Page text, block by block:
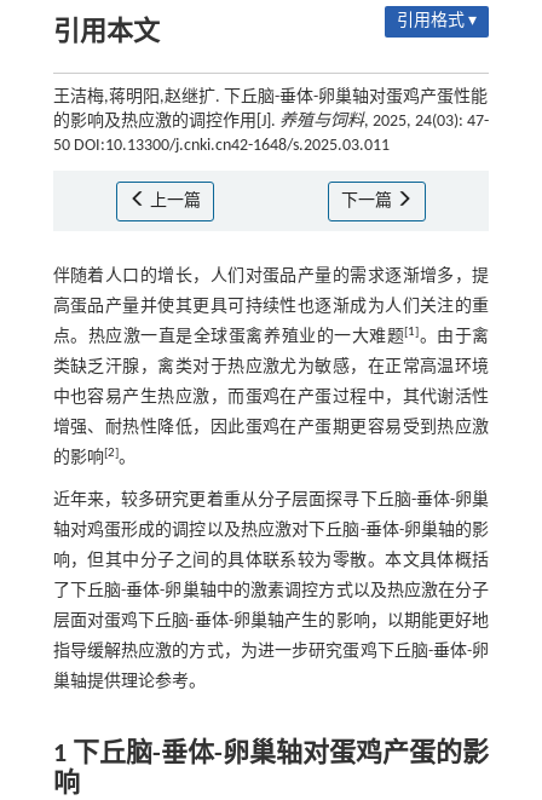
引用本文 引用格式 ▾
王洁梅,蒋明阳,赵继扩. 下丘脑-垂体-卵巢轴对蛋鸡产蛋性能
的影响及热应激的调控作用[J]. 养殖与饲料, 2025, 24(03): 47-
50 DOI:10.13300/j.cnki.cn42-1648/s.2025.03.011
上一篇 下一篇
伴随着人口的增长，人们对蛋品产量的需求逐渐增多，提
高蛋品产量并使其更具可持续性也逐渐成为人们关注的重
点。热应激一直是全球蛋禽养殖业的一大难题[1]。由于禽
类缺乏汗腺，禽类对于热应激尤为敏感，在正常高温环境
中也容易产生热应激，而蛋鸡在产蛋过程中，其代谢活性
增强、耐热性降低，因此蛋鸡在产蛋期更容易受到热应激
的影响 [2]。
近年来，较多研究更着重从分子层面探寻下丘脑-垂体-卵巢
轴对鸡蛋形成的调控以及热应激对下丘脑-垂体-卵巢轴的影
响，但其中分子之间的具体联系较为零散。本文具体概括
了下丘脑-垂体-卵巢轴中的激素调控方式以及热应激在分子
层面对蛋鸡下丘脑-垂体-卵巢轴产生的影响，以期能更好地
指导缓解热应激的方式，为进一步研究蛋鸡下丘脑-垂体-卵
巢轴提供理论参考。
1 下丘脑-垂体-卵巢轴对蛋鸡产蛋的影
响